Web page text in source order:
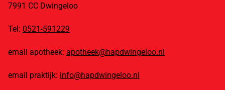
7991 CC Dwingeloo
Tel: 0521-591229
email apotheek: apotheek@hapdwingeloo.nl
email praktijk: info@hapdwingeloo.nl